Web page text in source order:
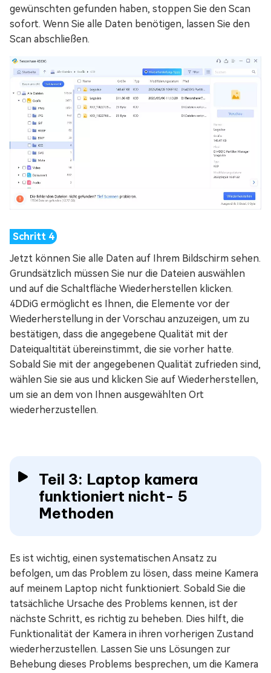
gewünschten gefunden haben, stoppen Sie den Scan
sofort. Wenn Sie alle Daten benötigen, lassen Sie den
Scan abschließen.
Jetzt können Sie alle Daten auf Ihrem Bildschirm sehen.
Grundsätzlich müssen Sie nur die Dateien auswählen
und auf die Schaltfläche Wiederherstellen klicken.
4DDiG ermöglicht es Ihnen, die Elemente vor der
Wiederherstellung in der Vorschau anzuzeigen, um zu
bestätigen, dass die angegebene Qualität mit der
Dateiqualtität übereinstimmt, die sie vorher hatte.
Sobald Sie mit der angegebenen Qualität zufrieden sind,
wählen Sie sie aus und klicken Sie auf Wiederherstellen,
um sie an dem von Ihnen ausgewählten Ort
wiederherzustellen.
Teil 3: Laptop kamera
funktioniert nicht- 5
Methoden
Es ist wichtig, einen systematischen Ansatz zu
befolgen, um das Problem zu lösen, dass meine Kamera
auf meinem Laptop nicht funktioniert. Sobald Sie die
tatsächliche Ursache des Problems kennen, ist der
nächste Schritt, es richtig zu beheben. Dies hilft, die
Funktionalität der Kamera in ihren vorherigen Zustand
wiederherzustellen. Lassen Sie uns Lösungen zur
Behebung dieses Problems besprechen, um die Kamera